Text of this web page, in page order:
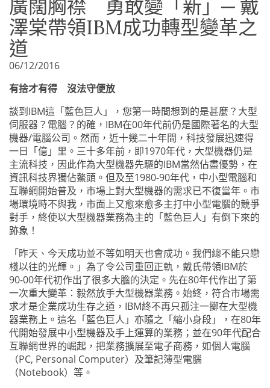
廣闊胸襟 勇敢變「新」─ 戴
澤棠帶領IBM成功轉型變革之
道
06/12/2016
有捨才有得 沒法守便放
談到IBM這「藍色巨人」，您第一時間想到的是甚麼？大型
伺服器？電腦？的確， IBM在00年代前仍是國際著名的大型
機器/電腦公司。然而，近十幾二十年間，科技發展迅速得
一日「億」里。三十多年前，即1970年代，大型機器仍是
主流科技，因此作為大型機器先驅的IBM當然佔盡優勢，在
資訊科技界獨佔鰲頭。但及至1980-90年代，中小型電腦和
互聯網開始普及，市場上對大型機器的需求已不復當年。市
場環境時不與我，市面上又愈來愈多主打中小型電腦的競爭
對手，終使以大型機器業務為主的「藍色巨人」有倒下來的
跡象！
「昨天、今天成功並不等如明天也會成功。我們總不能只戀
棧以往的光輝。」為了令公司重回正軌，戴氏帶領IBM於
90-00年代初作出了很多大膽的決定。先在80年代作出了第
一次重大變革：毅然放手大型機器業務。始終，符合市場需
求才是企業成功生存之道， IBM終不再只孤注一擲在大型機
器業務上。這名「藍色巨人」亦隨之「縮小身段」，在80年
代開始發展中小型機器及手上運算的業務；並在90年代配合
互聯網世界的崛起，把業務擴展至電子商務，如個人電腦
（PC, Personal Computer）及筆記簿型電腦
（Notebook）等。